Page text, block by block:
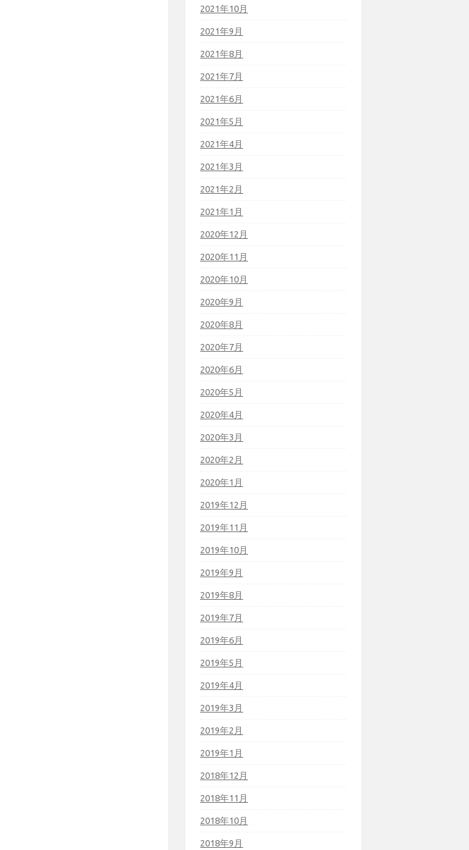
2021年10月
2021年9月
2021年8月
2021年7月
2021年6月
2021年5月
2021年4月
2021年3月
2021年2月
2021年1月
2020年12月
2020年11月
2020年10月
2020年9月
2020年8月
2020年7月
2020年6月
2020年5月
2020年4月
2020年3月
2020年2月
2020年1月
2019年12月
2019年11月
2019年10月
2019年9月
2019年8月
2019年7月
2019年6月
2019年5月
2019年4月
2019年3月
2019年2月
2019年1月
2018年12月
2018年11月
2018年10月
2018年9月